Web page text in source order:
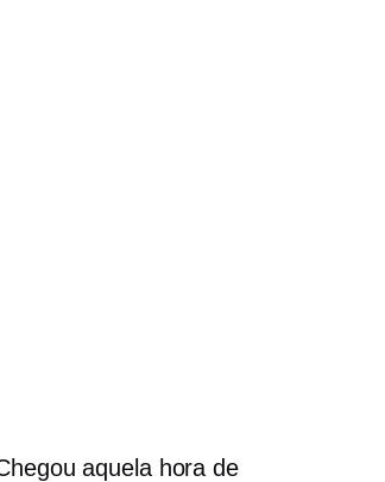
aquela hora de